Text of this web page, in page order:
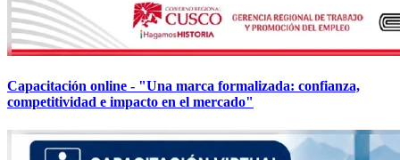
Capacitación online - "Una marca formalizada: confianza,
competitividad e impacto en el mercado"